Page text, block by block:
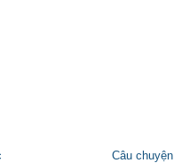
Câu chuyện